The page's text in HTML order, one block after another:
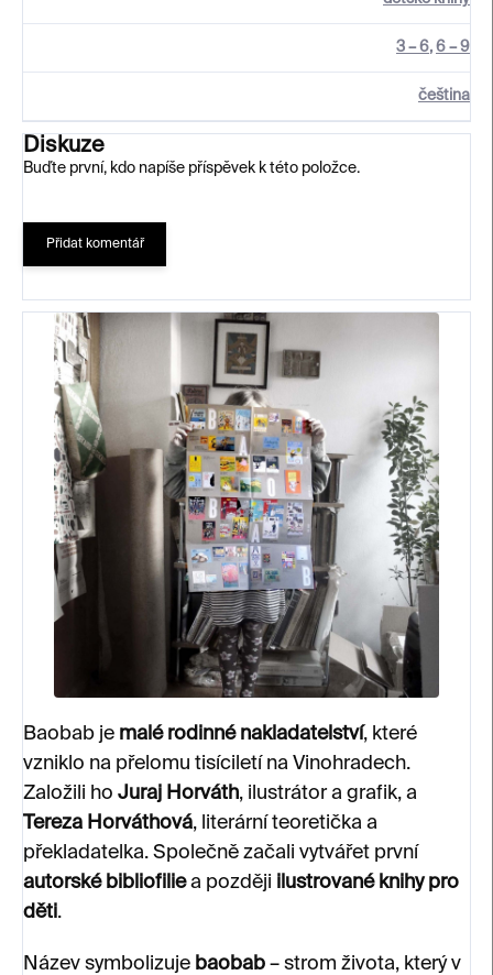
3 – 6, 6 – 9
čeština
Diskuze
Buďte první, kdo napíše příspěvek k této položce.
Přidat komentář
Baobab je malé rodinné nakladatelství, které
vzniklo na přelomu tisíciletí na Vinohradech.
Založili ho Juraj Horváth, ilustrátor a grafik, a
Tereza Horváthová, literární teoretička a
překladatelka. Společně začali vytvářet první
autorské bibliofiliea později ilustrované knihy pro
děti.
Název symbolizuje baobab – strom života, který v